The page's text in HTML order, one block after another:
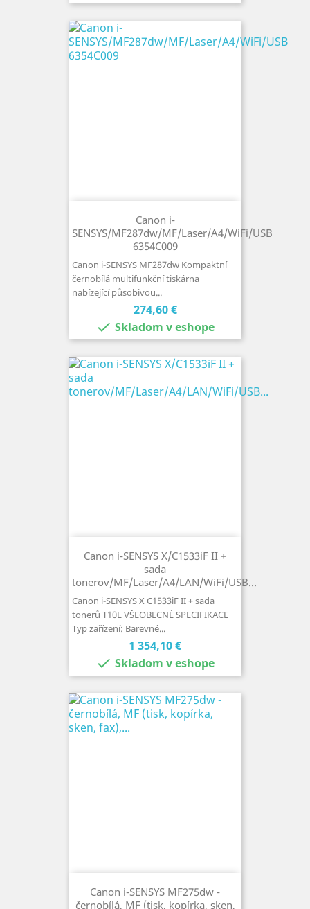
Canon i-
SENSYS/MF287dw/MF/Laser/A4/WiFi/USB
6354C009
Canon i-SENSYS MF287dw Kompaktní
černobílá multifunkční tiskárna
nabízející působivou...
Cena
274,60 €
 Skladom v eshope
Canon i-SENSYS X/C1533iF II +
sada
tonerov/MF/Laser/A4/LAN/WiFi/USB...
Canon i-SENSYS X C1533iF II + sada
tonerů T10L VŠEOBECNÉ SPECIFIKACE
Typ zařízení: Barevné...
Cena
1 354,10 €
 Skladom v eshope
Canon i-SENSYS MF275dw -
černobílá, MF (tisk, kopírka, sken,